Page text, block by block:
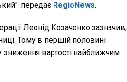
передає RegioNews.
Леонід Козаченко зазначив,
Тому в першій половині
зниження вартості найближчим